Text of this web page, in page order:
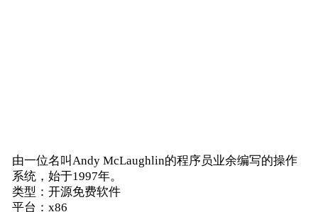
由一位名叫Andy McLaughlin的程序员业余编写的操作
系统，始于1997年。
类型：开源免费软件
平台：x86